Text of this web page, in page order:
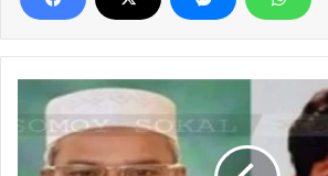
নেতাকে
আহতে
সোনারগাঁ